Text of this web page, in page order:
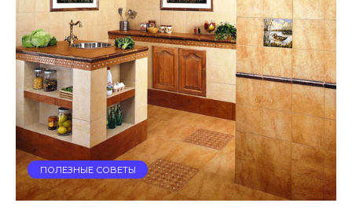
ПОЛЕЗНЫЕ СОВЕТЫ